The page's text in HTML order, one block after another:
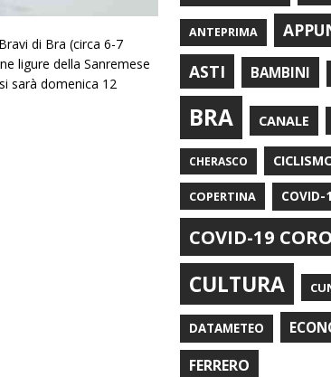
di Bra (circa 6-7
ligure della Sanremese
sarà domenica 12
ANTEPRIMA
ASTI
BAMBINI
BRA CANALE
CHERASCO
COPERTINA COVID-
COVID-19
CULTURA
DATAMETEO
FERRERO